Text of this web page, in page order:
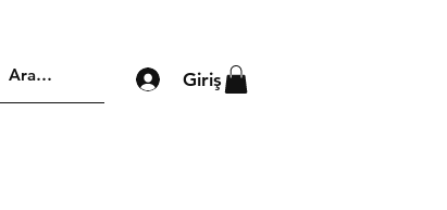
Giriş